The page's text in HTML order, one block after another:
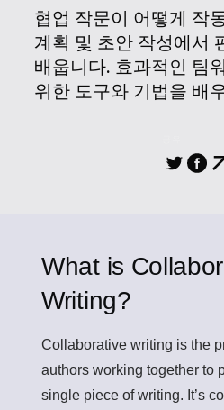
협업 작문이 어떻게 작
계획 및 초안 작성에서
배웁니다. 효과적인 팀
위한 도구와 기법을 배
What is
Writing?
Collaborative writing is the
authors working together to
single piece of writing. It’s